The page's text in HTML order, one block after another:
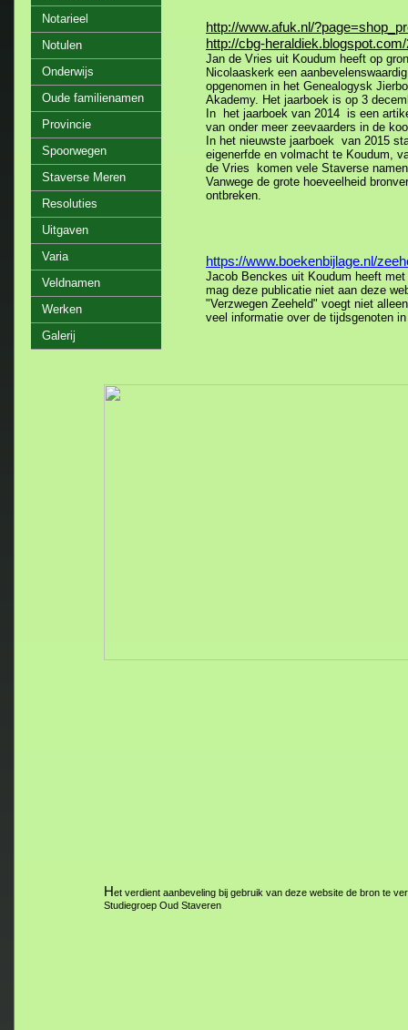
Notarieel
Notulen
Onderwijs
Oude familienamen
Provincie
Spoorwegen
Staverse Meren
Resoluties
Uitgaven
Varia
Veldnamen
Werken
Galerij
http://www.afuk.nl/
http://cbg-
Jan de Vries uit Koudum heeft op
Nicolaaskerk een
opgenomen in het Genealogysk
Akademy. Het jaarboek is op 3
In het jaarboek van 2014 is een
van onder meer zeevaarders in de
In het nieuwste jaarboek van 2015
eigenerfde en volmacht te Koudum,
de Vries komen vele Staverse
Vanwege de grote hoeveelheid
ontbreken.
https://www.boekenbijlage.nl/
Jacob Benckes uit Koudum heeft
mag deze publicatie niet aan deze
"Verzwegen Zeeheld" voegt niet
veel informatie over de tijdsgenoten
Het verdient aanbeveling bij gebruik van deze website de bron te
Studiegroep Oud Staveren